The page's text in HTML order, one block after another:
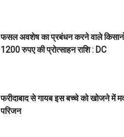
फसल अवशेष का प्रबंधन करने वाले
1200 रुपए की प्रोत्साहन राशि : DC
फरीदाबाद से गायब इस बच्चे को खोजने में
परिजन